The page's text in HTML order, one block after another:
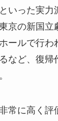
いった実力
京の新国立
ールで行わ
など、復帰
常に高く評